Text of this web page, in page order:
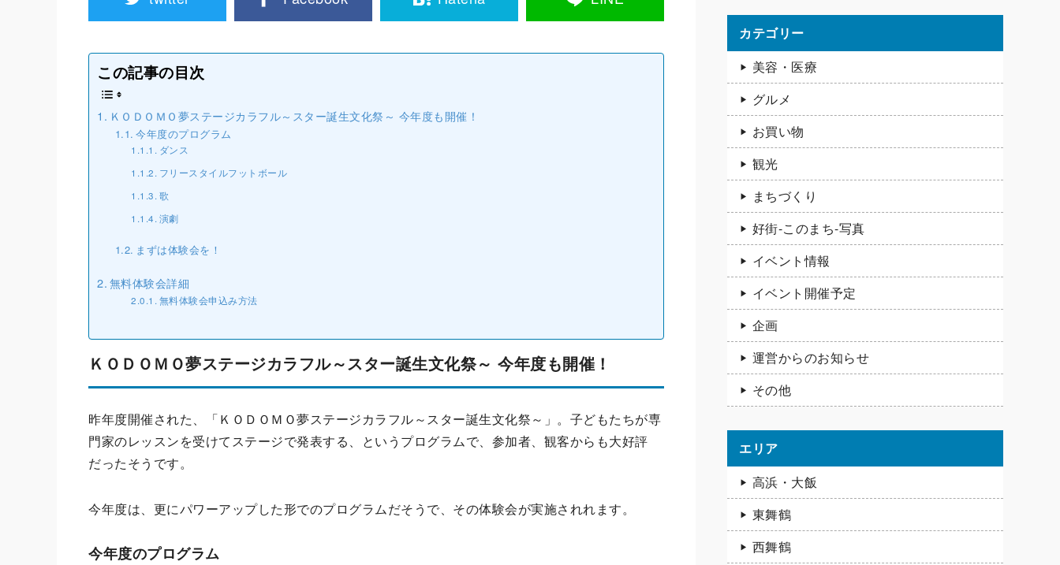
この記事の目次
ＫＯＤＯＭＯ夢ステージカラフル～スター誕生文化祭～ 今年度も開催！
今年度のプログラム
ダンス
フリースタイルフットボール
歌
演劇
まずは体験会を！
無料体験会詳細
無料体験会申込み方法
ＫＯＤＯＭＯ夢ステージカラフル～スター誕生文化祭～ 今年度も開催！
昨年度開催された、「ＫＯＤＯＭＯ夢ステージカラフル～スター誕生文化祭～」。子どもたちが専
門家のレッスンを受けてステージで発表する、というプログラムで、参加者、観客からも大好評
だったそうです。
今年度は、更にパワーアップした形でのプログラムだそうで、その体験会が実施されれます。
今年度のプログラム
カテゴリー
美容・医療
グルメ
お買い物
観光
まちづくり
好街-このまち-写真
イベント情報
イベント開催予定
企画
運営からのお知らせ
その他
エリア
高浜・大飯
東舞鶴
西舞鶴